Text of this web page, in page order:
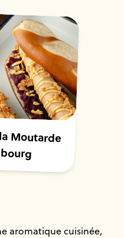
Moutarde
aromatique cuisinée,